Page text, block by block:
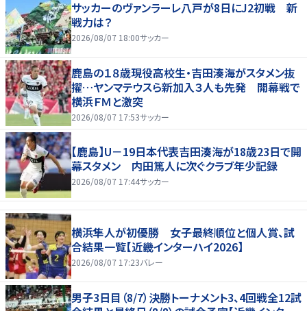
サッカーのヴァンラーレ八戸が8日にJ2初戦 新
戦力は？
2026/08/07 18:00サッカー
鹿島の１８歳現役高校生・吉田湊海がスタメン抜
擢…ヤンマテウスら新加入３人も先発 開幕戦で
横浜ＦＭと激突
2026/08/07 17:53サッカー
【鹿島】U－19日本代表吉田湊海が18歳23日で開
幕スタメン 内田篤人に次ぐクラブ年少記録
2026/08/07 17:44サッカー
横浜隼人が初優勝 女子最終順位と個人賞、試
合結果一覧【近畿インターハイ2026】
2026/08/07 17:23バレー
男子3日目（8/7）決勝トーナメント3、4回戦全12試